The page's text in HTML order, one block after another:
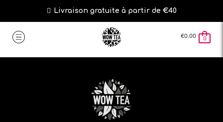
Livraison gratuite à partir de €40
€0.00 0